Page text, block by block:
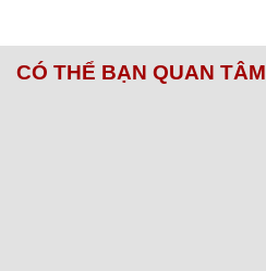
CÓ THỂ BẠN QUAN TÂM